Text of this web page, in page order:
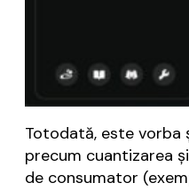
Totodată, este vorba
precum cuantizarea
de consumator